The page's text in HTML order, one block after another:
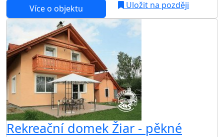
Více o objektu Uložit na později
Rekreační domek Žiar - pěkné